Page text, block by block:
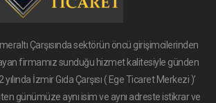
Çarşısında sektörün öncü girişimcilerinden
firmamız sunduğu hizmet kalitesiyle günden
İzmir Gıda Çarşısı ( Ege Ticaret Merkezi )’
günümüze aynı isim ve aynı adreste istikrar ve